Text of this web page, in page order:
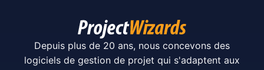
Depuis plus de 20 ans, nous concevons des
logiciels de gestion de projet qui s'adaptent aux